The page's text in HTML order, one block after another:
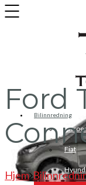
Bilinnredning
Fiat
Ford
Hjem